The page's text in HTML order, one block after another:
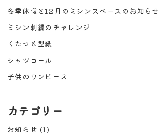
冬季休暇と12月のミシンスペースのお知らせ
ミシン刺繍のチャレンジ
くたっと型紙
シャツコール
子供のワンピース
カテゴリー
お知らせ (1)